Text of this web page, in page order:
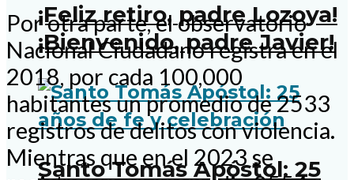
¡Feliz retiro, padre Lozoya!
¡Bienvenido, padre Javier!
Santo Tomás Apóstol: 25
Por otra parte, el observatorio
Nacional Ciudadano registra en el
2018, por cada 100,000
habitantes un promedio de 2533
registros de delitos con violencia.
Mientras que en el 2023 se